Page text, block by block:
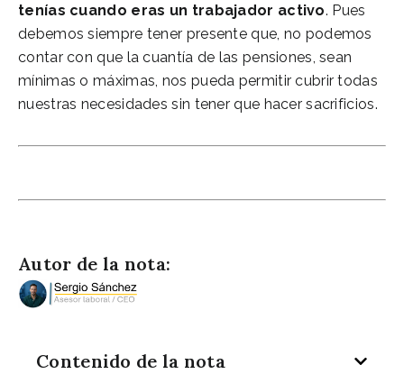
tenías cuando eras un trabajador activo. Pues
debemos siempre tener presente que, no podemos
contar con que la cuantía de las pensiones, sean
mínimas o máximas, nos pueda permitir cubrir todas
nuestras necesidades sin tener que hacer sacrificios.
Autor de la nota:
Contenido de la nota